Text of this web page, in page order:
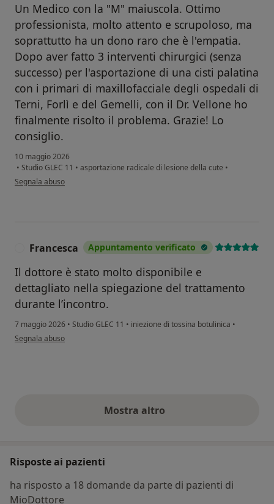
Un Medico con la "M" maiuscola. Ottimo
professionista, molto attento e scrupoloso, ma
soprattutto ha un dono raro che è l'empatia.
Dopo aver fatto 3 interventi chirurgici (senza
successo) per l'asportazione di una cisti palatina
con i primari di maxillofacciale degli ospedali di
Terni, Forlì e del Gemelli, con il Dr. Vellone ho
finalmente risolto il problema. Grazie! Lo
consiglio.
10 maggio 2026
• Studio GLEC 11 • asportazione radicale di lesione della cute •
secondo l'opinione dell'utente Simone
Segnala abuso
Francesca Appuntamento verificato
Il dottore è stato molto disponibile e
dettagliato nella spiegazione del trattamento
durante l’incontro.
7 maggio 2026 • Studio GLEC 11 • iniezione di tossina botulinica •
secondo l'opinione dell'utente Francesca
Segnala abuso
Mostra altroopinioni di cui sopra
Risposte ai pazienti
ha risposto a 18 domande da parte di pazienti di
MioDottore